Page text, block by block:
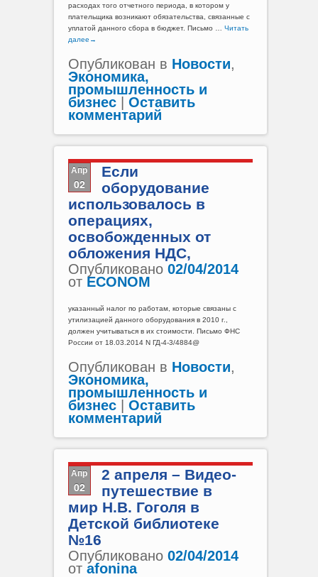
расходах того отчетного периода, в котором у
плательщика возникают обязательства, связанные с
уплатой данного сбора в бюджет. Письмо … Читать
далее →
Опубликован в Новости,
Экономика,
промышленность и
бизнес
Оставить
комментарий
Апр
02
Если
оборудование
использовалось в
операциях,
освобожденных от
обложения НДС,
Опубликовано 02/04/2014
от ECONOM
указанный налог по работам, которые связаны с
утилизацией данного оборудования в 2010 г.,
должен учитываться в их стоимости. Письмо ФНС
России от 18.03.2014 N ГД-4-3/4884@
Опубликован в Новости,
Экономика,
промышленность и
бизнес
Оставить
комментарий
Апр
02
2 апреля – Видео-
путешествие в
мир Н.В. Гоголя в
Детской библиотеке
№16
Опубликовано 02/04/2014
от afonina